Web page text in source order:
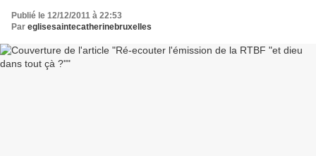
Publié le 12/12/2011 à 22:53
Par eglisesaintecatherinebruxelles